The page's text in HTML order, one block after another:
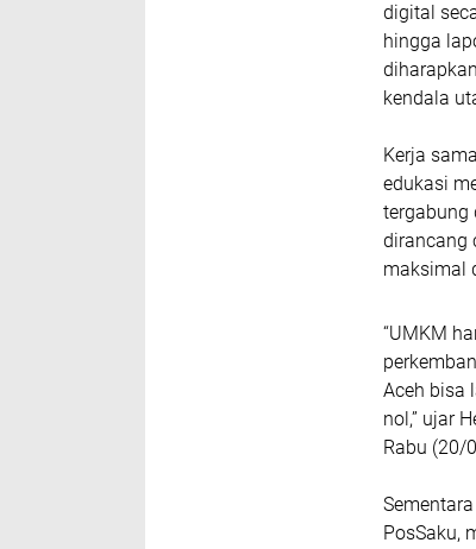
digital
hingga
kendala
Kerja
edukasi
tergabung
dirancang
maksimal
“UMKM
Aceh bisa
nol,” ujar
Rabu (20/
PosSaku,